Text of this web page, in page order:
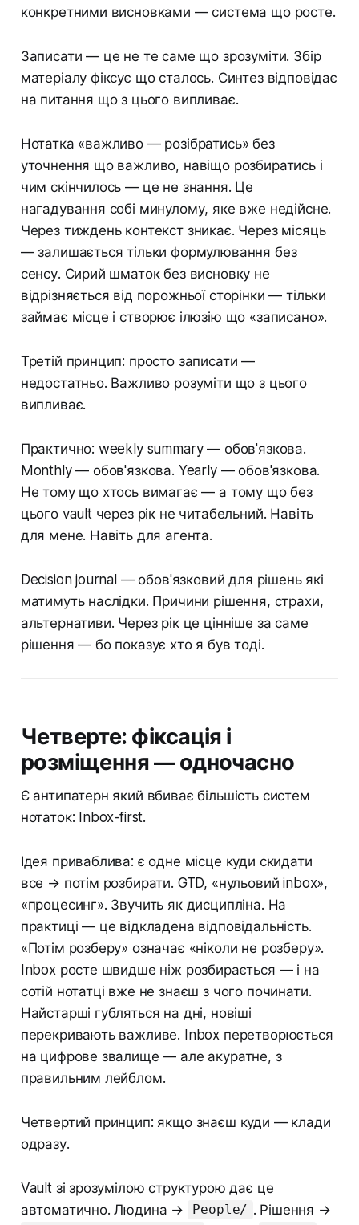
конкретними висновками — система що росте.
Записати — це не те саме що зрозуміти. Збір
матеріалу фіксує що сталось. Синтез відповідає
на питання що з цього випливає.
Нотатка «важливо — розібратись» без
уточнення що важливо, навіщо розбиратись і
чим скінчилось — це не знання. Це
нагадування собі минулому, яке вже недійсне.
Через тиждень контекст зникає. Через місяць
— залишається тільки формулювання без
сенсу. Сирий шматок без висновку не
відрізняється від порожньої сторінки — тільки
займає місце і створює ілюзію що «записано».
Третій принцип: просто записати —
недостатньо. Важливо розуміти що з цього
випливає.
Практично: weekly summary — обов'язкова.
Monthly — обов'язкова. Yearly — обов'язкова.
Не тому що хтось вимагає — а тому що без
цього vault через рік не читабельний. Навіть
для мене. Навіть для агента.
Decision journal — обов'язковий для рішень які
матимуть наслідки. Причини рішення, страхи,
альтернативи. Через рік це цінніше за саме
рішення — бо показує хто я був тоді.
Четверте: фіксація і
розміщення — одночасно
Є антипатерн який вбиває більшість систем
нотаток: Inbox-first.
Ідея приваблива: є одне місце куди скидати
все → потім розбирати. GTD, «нульовий inbox»,
«процесинг». Звучить як дисципліна. На
практиці — це відкладена відповідальність.
«Потім розберу» означає «ніколи не розберу».
Inbox росте швидше ніж розбирається — і на
сотій нотатці вже не знаєш з чого починати.
Найстарші губляться на дні, новіші
перекривають важливе. Inbox перетворюється
на цифрове звалище — але акуратне, з
правильним лейблом.
Четвертий принцип: якщо знаєш куди — клади
одразу.
Vault зі зрозумілою структурою дає це
автоматично. Людина →
People/ . Рішення →